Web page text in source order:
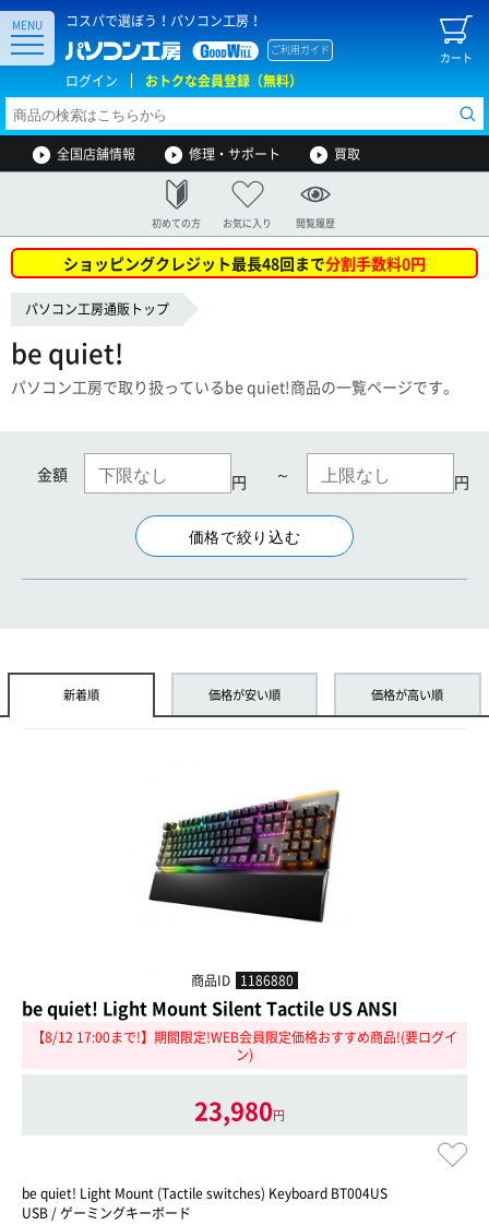
コスパで選ぼう！パソコン工房！
カート
ご利用ガイド
ログイン おトクな会員登録（無料）
MENU
全国店舗情報 修理・サポート 買取
初めての方 お気に入り 閲覧履歴
ショッピングクレジット最長48回まで分割手数料0円
パソコン工房通販トップ
be quiet!
パソコン工房で取り扱っているbe quiet!商品の一覧ページです。
金額 円 ～ 円
新着順 価格が安い順 価格が高い順
商品ID 1186880
be quiet! Light Mount Silent Tactile US ANSI
【8/12 17:00まで!】期間限定!WEB会員限定価格おすすめ商品!(要ログイ
ン)
23,980円
be quiet! Light Mount (Tactile switches) Keyboard BT004US
USB / ゲーミングキーボード